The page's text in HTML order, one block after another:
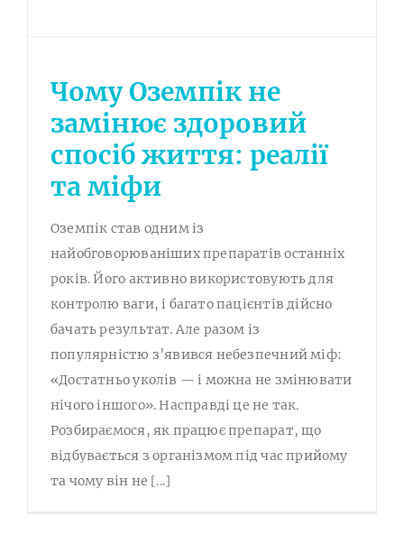
Чому Оземпік не
замінює здоровий
спосіб життя: реалії
та міфи
Оземпік став одним із
найобговорюваніших препаратів останніх
років. Його активно використовують для
контролю ваги, і багато пацієнтів дійсно
бачать результат. Але разом із
популярністю з’явився небезпечний міф:
«Достатньо уколів — і можна не змінювати
нічого іншого». Насправді це не так.
Розбираємося, як працює препарат, що
відбувається з організмом під час прийому
та чому він не [...]